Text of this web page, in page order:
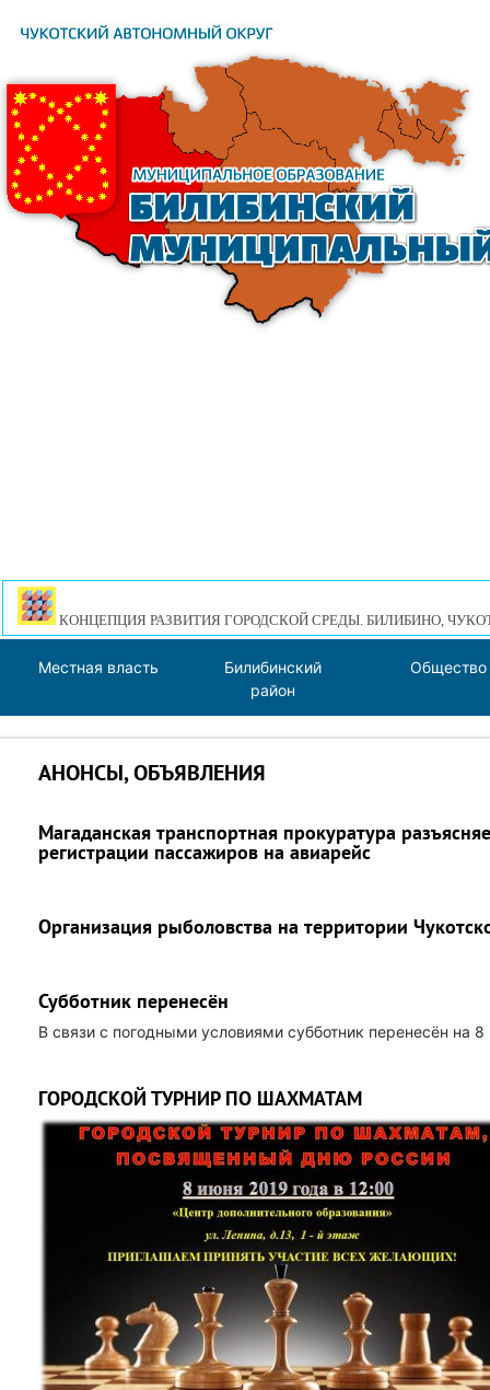
КОНЦЕПЦИЯ РАЗВИТИЯ ГОРОДСКОЙ СРЕДЫ. БИЛИБИНО,
Местная власть
Билибинский
район
Общество
АНОНСЫ, ОБЪЯВЛЕНИЯ
Магаданская транспортная прокуратура
регистрации пассажиров на авиарейс
Организация рыболовства на территории
Субботник перенесён
В связи с погодными условиями субботник перенесён на
ГОРОДСКОЙ ТУРНИР ПО ШАХМАТАМ